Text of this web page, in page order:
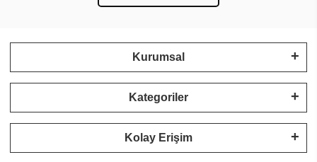
Kurumsal
Kategoriler
Kolay Erişim